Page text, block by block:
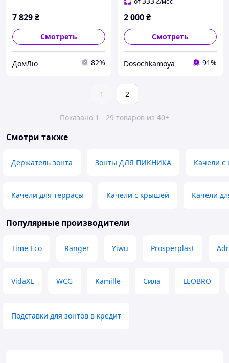
7 829₴
Смотреть
ДомЛіо 82%
2 000₴
Смотреть
Dosochkamoya 91%
1 2
Показано 1 - 29 товаров из 40+
Смотри также
Держатель зонта Зонты ДЛЯ ПИКНИКА Качели с
Качели для террасы Качели с крышей Качели
Популярные производители
Time Eco Ranger Yiwu Prosperplast
VidaXL WCG Kamille Сила LEOBRO
Подставки для зонтов в кредит